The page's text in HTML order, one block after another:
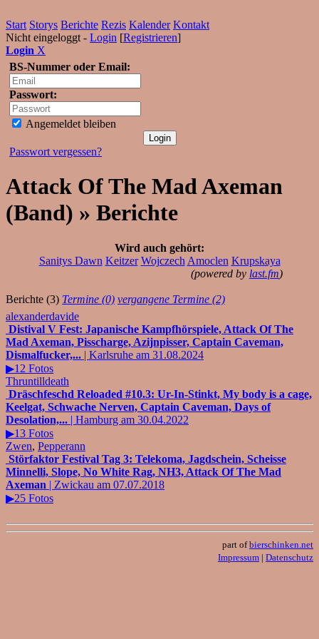
Start Storys Berichte Rezis Kalender Kontakt
Nicht eingeloggt - Login [Registrieren]
Login X
BS-Nummer oder Email:
Passwort:
Angemeldet bleiben
Passwort vergessen?
Attack Of The Mad Axeman
(Band) » Berichte
Wird auch gehört:
Sanitys Dawn Keitzer Wojczech Amoclen Krupskaya
(powered by last.fm)
Berichte (3) Termine (0) vergangene Termine (2)
alexanderdavide
Distival V Fest: Japanische Kampfhörspiele, Attack Of The
Mad Axeman, Pisscharge, Azijnpisser, Captain Caveman,
Dismalfucker,... | Karlsruhe am 31.08.2024
▶12 Fotos
Thruntilldeath
Dräschfeschd Reloaded #10.3: Ur-In-Stinkt, My body is a cage,
Keelgat, Schwache Nerven, Captain Caveman, Days of
Desolation,... | Hamburg am 30.04.2022
▶13 Fotos
Zwen, Pepperann
Störfaktor Festival Tag 3: Telekoma, Jagdschein, Scheisse
Minnelli, Slope, No White Rag, NH3, Attack Of The Mad
Axeman | Zwickau am 07.07.2018
▶25 Fotos
part ofbierschinken.net
Impressum | Datenschutz